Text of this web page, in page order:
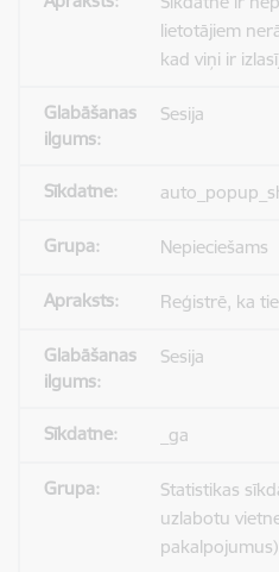
lietotājiem
kad viņi ir
Sesija
Nepieciešams
Reģistrē, ka
Sesija
_ga
Statistikas
uzlabotu
pakalpojumus)